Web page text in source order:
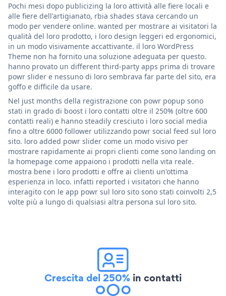
Pochi mesi dopo publicizing la loro attività alle fiere locali e
alle fiere dell'artigianato, rbia shades stava cercando un
modo per vendere online. wanted per mostrare ai visitatori la
qualità del loro prodotto, i loro design leggeri ed ergonomici,
in un modo visivamente accattivante. il loro WordPress
Theme non ha fornito una soluzione adeguata per questo.
hanno provato un different third-party apps prima di trovare
powr slider e nessuno di loro sembrava far parte del sito, era
goffo e difficile da usare.
Nel just months della registrazione con powr popup sono
stati in grado di boost i loro contatti oltre il 250% (oltre 600
contatti reali) e hanno steadily cresciuto i loro social media
fino a oltre 6000 follower utilizzando powr social feed sul loro
sito. loro added powr slider come un modo visivo per
mostrare rapidamente ai propri clienti come sono landing on
la homepage come appaiono i prodotti nella vita reale.
mostra bene i loro prodotti e offre ai clienti un'ottima
esperienza in loco. infatti reported i visitatori che hanno
interagito con le app powr sul loro sito sono stati coinvolti 2,5
volte più a lungo di qualsiasi altra persona sul loro sito.
Crescita del 250% in contatti